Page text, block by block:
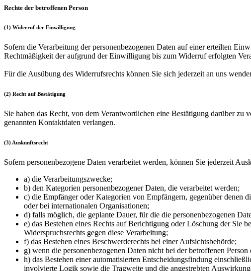
Rechte der betroffenen Person
(1) Widerruf der Einwilligung
Sofern die Verarbeitung der personenbezogenen Daten auf einer erteilten
Rechtmäßigkeit der aufgrund der Einwilligung bis zum Widerruf erfolgten
Für die Ausübung des Widerrufsrechts können Sie sich jederzeit an uns
(2) Recht auf Bestätigung
Sie haben das Recht, von dem Verantwortlichen eine Bestätigung darüber
genannten Kontaktdaten verlangen.
(3) Auskunftsrecht
Sofern personenbezogene Daten verarbeitet werden, können Sie jederzeit
a) die Verarbeitungszwecke;
b) den Kategorien personenbezogener Daten, die verarbeitet werden;
c) die Empfänger oder Kategorien von Empfängern, gegenüber denen
oder bei internationalen Organisationen;
d) falls möglich, die geplante Dauer, für die die personenbezogenen
e) das Bestehen eines Rechts auf Berichtigung oder Löschung der Sie
Widerspruchsrechts gegen diese Verarbeitung;
f) das Bestehen eines Beschwerderechts bei einer Aufsichtsbehörde;
g) wenn die personenbezogenen Daten nicht bei der betroffenen
h) das Bestehen einer automatisierten Entscheidungsfindung
involvierte Logik sowie die Tragweite und die angestrebten